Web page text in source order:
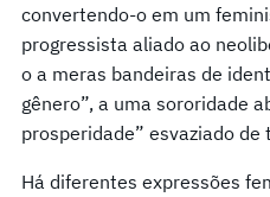
convertendo-o em um
progressista aliado ao
o a meras bandeiras de
gênero”, a uma sororidade
prosperidade” esvaziado de
Há diferentes expressões